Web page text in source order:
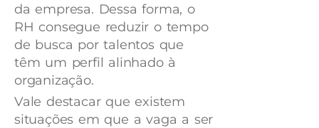
da empresa. Dessa forma, o
RH consegue reduzir o tempo
de busca por talentos que
têm um perfil alinhado à
organização.
Vale destacar que existem
situações em que a vaga a ser